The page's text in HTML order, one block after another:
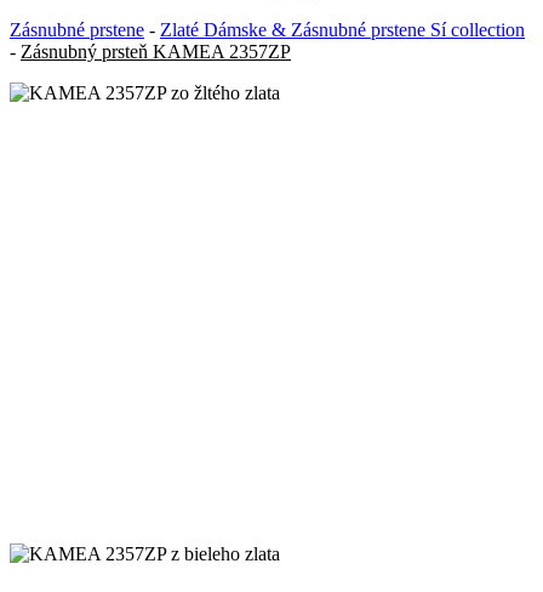
Zásnubné prstene - Zlaté Dámske & Zásnubné prstene Sí collection
- Zásnubný prsteň KAMEA 2357ZP